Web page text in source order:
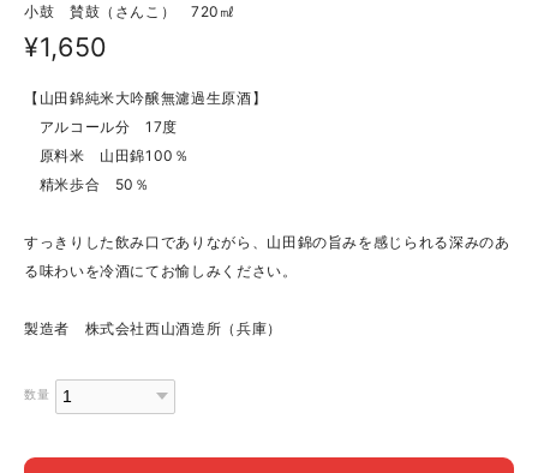
小鼓 賛鼓（さんこ） 720㎖
¥1,650
【山田錦純米大吟醸無濾過生原酒】
アルコール分 17度
原料米 山田錦100％
精米歩合 50％
すっきりした飲み口でありながら、山田錦の旨みを感じられる深みのあ
る味わいを冷酒にてお愉しみください。
製造者 株式会社西山酒造所（兵庫）
数量